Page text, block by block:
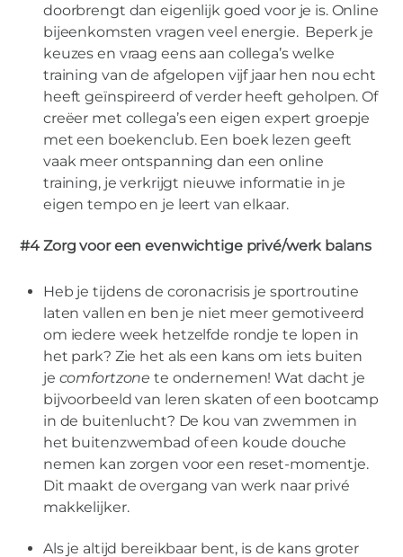
doorbrengt dan eigenlijk goed voor je is. Online
bijeenkomsten vragen veel energie. Beperk je
keuzes en vraag eens aan collega’s welke
training van de afgelopen vijf jaar hen nou echt
heeft geïnspireerd of verder heeft geholpen. Of
creëer met collega’s een eigen expert groepje
met een boekenclub. Een boek lezen geeft
vaak meer ontspanning dan een online
training, je verkrijgt nieuwe informatie in je
eigen tempo en je leert van elkaar.
#4 Zorg voor een evenwichtige privé/werk balans
Heb je tijdens de coronacrisis je sportroutine
laten vallen en ben je niet meer gemotiveerd
om iedere week hetzelfde rondje te lopen in
het park? Zie het als een kans om iets buiten
je comfortzone te ondernemen! Wat dacht je
bijvoorbeeld van leren skaten of een bootcamp
in de buitenlucht? De kou van zwemmen in
het buitenzwembad of een koude douche
nemen kan zorgen voor een reset-momentje.
Dit maakt de overgang van werk naar privé
makkelijker.
Als je altijd bereikbaar bent, is de kans groter